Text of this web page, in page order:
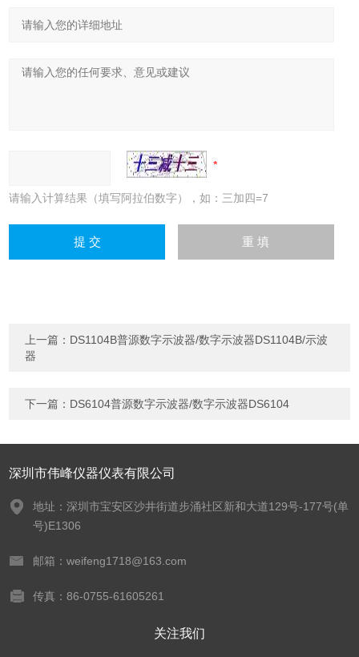
请输入计算结果（填写阿拉伯数字），如：三加四=7
上一篇： DS1104B普源数字示波器/数字示波器DS1104B/示波
器
下一篇： DS6104普源数字示波器/数字示波器DS6104
深圳市伟峰仪器仪表有限公司
地址：深圳市宝安区沙井街道步涌社区新和大道129号-177号(单
号)E1306
邮箱：weifeng1718@163.com
传真：86-0755-61605261
关注我们